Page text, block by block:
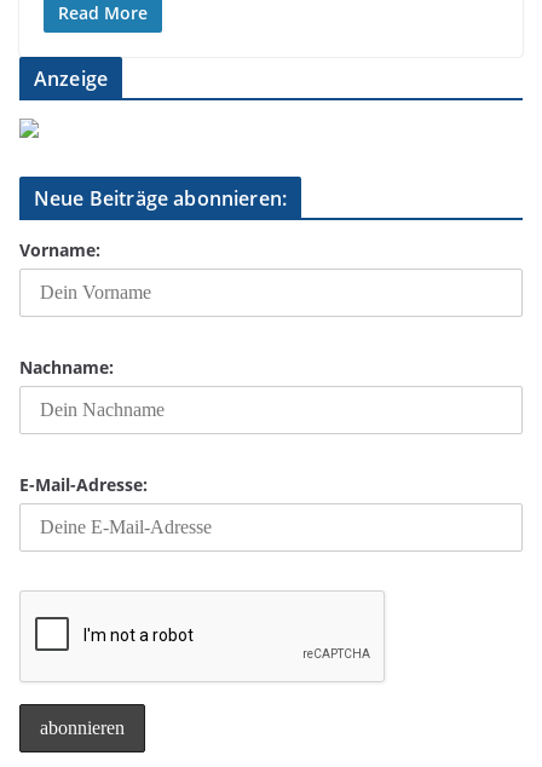
Read More
Anzeige
Neue Beiträge abonnieren:
Vorname:
Nachname:
E-Mail-Adresse: